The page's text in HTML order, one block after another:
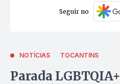
Seguir no
NOTÍCIAS TOCANTINS
Parada